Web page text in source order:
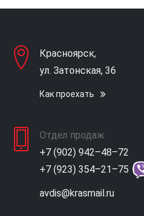
Красноярск,
ул. Затонская, 36
Как проехать
Отдел продаж:
+7 (902) 942–48–72
+7 (923) 354–21–75
avdis@krasmail.ru